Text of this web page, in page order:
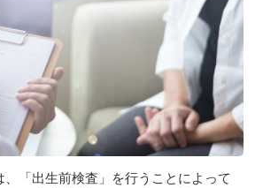
、「出生前検査」を行うことによって